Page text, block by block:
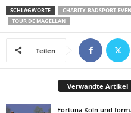
SCHLAGWORTE CHARITY-RADSPORT-
TOUR DE MAGELLAN
Teilen
Verwandte Artikel
Fortuna Köln und